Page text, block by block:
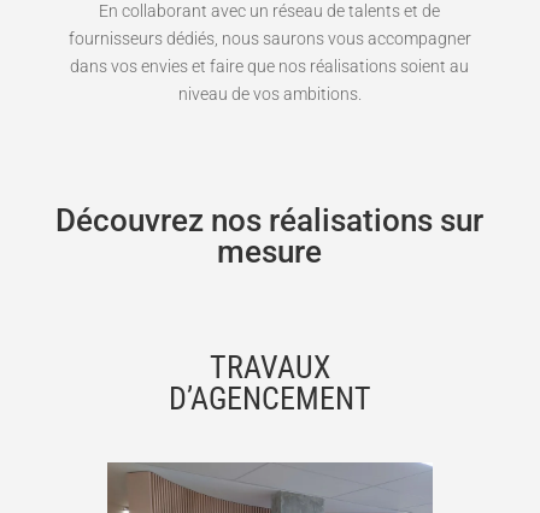
En collaborant avec un réseau de talents et de
fournisseurs dédiés, nous saurons vous accompagner
dans vos envies et faire que nos réalisations soient au
niveau de vos ambitions.
Découvrez nos réalisations sur
mesure
TRAVAUX
D’AGENCEMENT